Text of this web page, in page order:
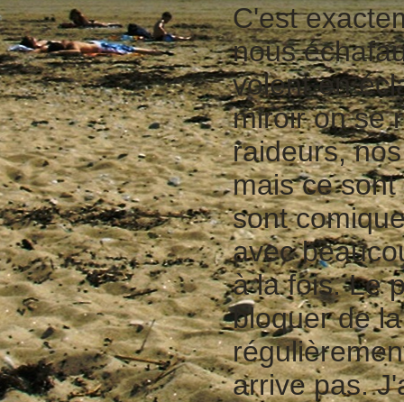
C'est
nous
volent en
miroir on se
raideurs,
mais ce
sont
avec
à la fois. Le
bloquer de
arrive pas.